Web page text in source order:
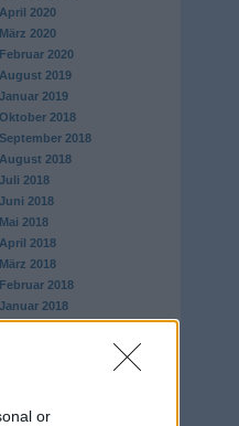
or
April 2020
März 2020
Februar 2020
August 2019
Januar 2019
Oktober 2018
September 2018
August 2018
Juli 2018
Juni 2018
Mai 2018
April 2018
März 2018
Februar 2018
Januar 2018
2017
August 2017